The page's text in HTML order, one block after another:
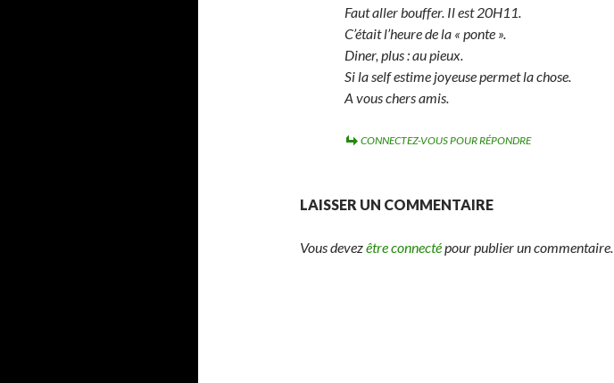
Faut aller bouffer. Il est 20H11.
C’était l’heure de la « ponte ».
Diner, plus : au pieux.
Si la self estime joyeuse permet la chose.
A vous chers amis.
CONNECTEZ-VOUS POUR RÉPONDRE
LAISSER UN COMMENTAIRE
Vous devezêtre connectépour publier un commentaire.